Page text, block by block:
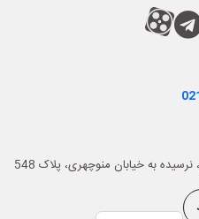
آپارات
تلگرام
کانال آپارات
به خیابان منوچهری، پلاک 548